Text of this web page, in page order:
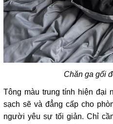
Chăn ga gối
Tông màu trung tính hiện đại
sạch sẽ và đẳng cấp cho
người yêu sự tối giản. Chỉ